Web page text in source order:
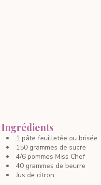
Ingrédients
1 pâte feuilletée ou brisée
150 grammes de sucre
4/6 pommes Miss Chef
40 grammes de beurre
Jus de citron